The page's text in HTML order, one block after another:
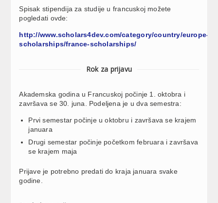
Spisak stipendija za studije u francuskoj možete
pogledati ovde:
http://www.scholars4dev.com/category/country/europe-
scholarships/france-scholarships/
Rok za prijavu
Akademska godina u Francuskoj počinje 1. oktobra i
završava se 30. juna. Podeljena je u dva semestra:
Prvi semestar počinje u oktobru i završava se krajem
januara
Drugi semestar počinje početkom februara i završava
se krajem maja
Prijave je potrebno predati do kraja januara svake
godine.